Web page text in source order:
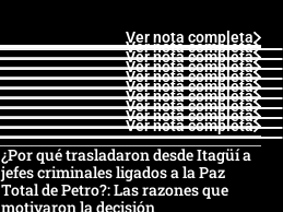
Ver nota completa
Ver nota completa
Ver nota completa
Ver nota completa
Ver nota completa
Ver nota completa
Ver nota completa
Ver nota completa
Ver nota completa
Ver nota completa
¿Por qué trasladaron desde Itagüí a
jefes criminales ligados a la Paz
Total de Petro?: Las razones que
motivaron la decisión